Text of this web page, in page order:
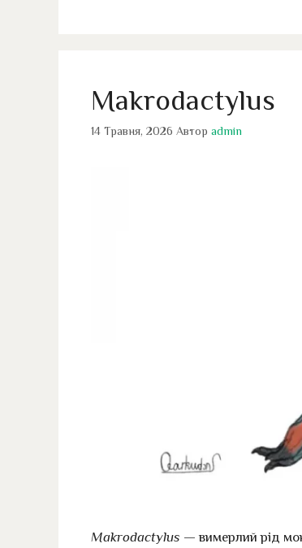
Makrodactylus
14 Травня, 2026 Автор admin
Makrodactylus — вимерлий рід